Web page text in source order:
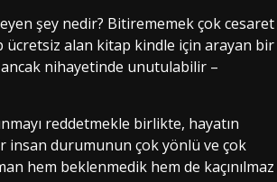
şey nedir? Bitirememek çok cesaret
ücretsiz alan kitap kindle için arayan bir
nihayetinde unutulabilir –
reddetmekle birlikte, hayatın
insan durumunun çok yönlü ve çok
hem beklenmedik hem de kaçınılmaz